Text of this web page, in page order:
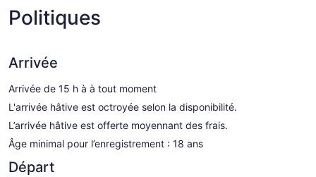
Politiques
Arrivée
Arrivée de 15 h à à tout moment
L'arrivée hâtive est octroyée selon la disponibilité.
L’arrivée hâtive est offerte moyennant des frais.
Âge minimal pour l’enregistrement : 18 ans
Départ